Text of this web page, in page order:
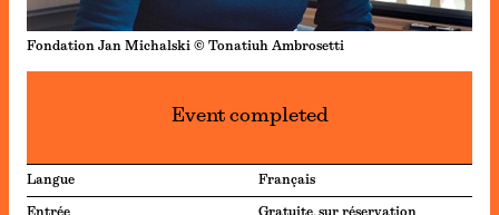
Fondation Jan Michalski © Tonatiuh Ambrosetti
Event completed
Langue Français
Entrée Gratuite, sur réservation